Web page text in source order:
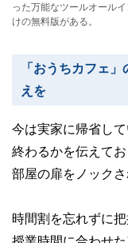
った万能なツールオール
けの無料版がある。
「おうちカフェ
えを
今は実家に帰省し
終わるかを伝えて
部屋の扉をノック
時間割を忘れずに